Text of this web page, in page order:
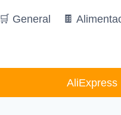
🛒 General 🍫
AliExpress